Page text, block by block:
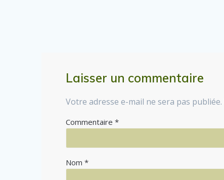
Laisser un commentaire
Votre adresse e-mail ne sera pas publiée.
Commentaire*
Nom*